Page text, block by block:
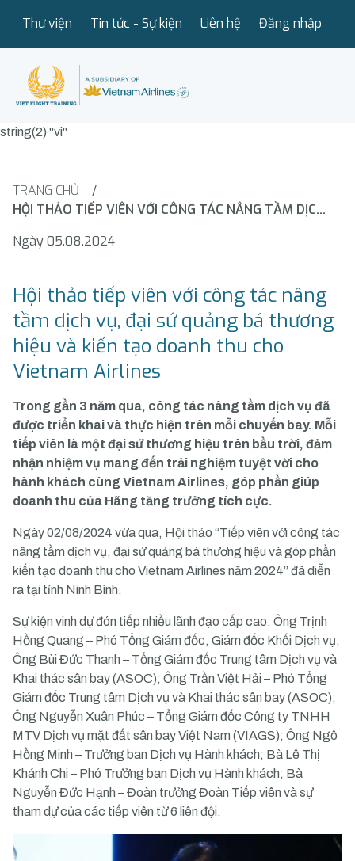
Thư viện Tin tức - Sự kiện Liên hệ Đăng nhập
string(2) "vi"
TRANG CHỦ
/
HỘI THẢO TIẾP VIÊN VỚI CÔNG TÁC NÂNG TẦM DỊCH VỤ, ĐẠI SỨ QUẢNG BÁ THƯƠNG HIỆU VÀ KIẾN TẠO DOANH THU CHO VIETNAM AIRLINES
Ngày 05.08.2024
Hội thảo tiếp viên với công tác nâng
tầm dịch vụ, đại sứ quảng bá thương
hiệu và kiến tạo doanh thu cho
Vietnam Airlines
Trong gần 3 năm qua, công tác nâng tầm dịch vụ đã
được triển khai và thực hiện trên mỗi chuyến bay. Mỗi
tiếp viên là một đại sứ thương hiệu trên bầu trời, đảm
nhận nhiệm vụ mang đến trải nghiệm tuyệt vời cho
hành khách cùng Vietnam Airlines, góp phần giúp
doanh thu của Hãng tăng trưởng tích cực.
Ngày 02/08/2024 vừa qua, Hội thảo “Tiếp viên với công tác
nâng tầm dịch vụ, đại sứ quảng bá thương hiệu và góp phần
kiến tạo doanh thu cho Vietnam Airlines năm 2024” đã diễn
ra tại tỉnh Ninh Bình.
Sự kiện vinh dự đón tiếp nhiều lãnh đạo cấp cao: Ông Trịnh
Hồng Quang – Phó Tổng Giám đốc, Giám đốc Khối Dịch vụ;
Ông Bùi Đức Thanh – Tổng Giám đốc Trung tâm Dịch vụ và
Khai thác sân bay (ASOC); Ông Trần Việt Hải – Phó Tổng
Giám đốc Trung tâm Dịch vụ và Khai thác sân bay (ASOC);
Ông Nguyễn Xuân Phúc – Tổng Giám đốc Công ty TNHH
MTV Dịch vụ mặt đất sân bay Việt Nam (VIAGS); Ông Ngô
Hồng Minh – Trưởng ban Dịch vụ Hành khách; Bà Lê Thị
Khánh Chi – Phó Trưởng ban Dịch vụ Hành khách; Bà
Nguyễn Đức Hạnh – Đoàn trưởng Đoàn Tiếp viên và sự
tham dự của các tiếp viên từ 6 liên đội.